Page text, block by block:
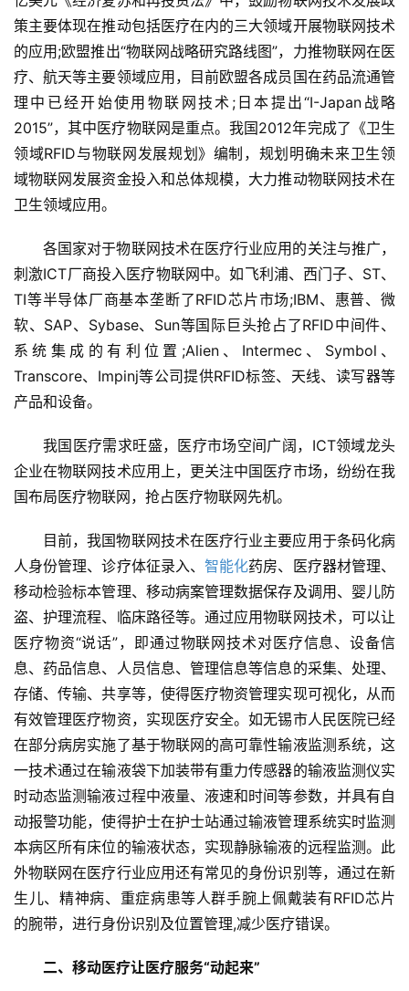
策主要体现在推动包括医疗在内的三大领域开展物联网技术
的应用;欧盟推出“物联网战略研究路线图”，力推物联网在医
疗、航天等主要领域应用，目前欧盟各成员国在药品流通管
理中已经开始使用物联网技术;日本提出“I-Japan战略
2015”，其中医疗物联网是重点。我国2012年完成了《卫生
领域RFID与物联网发展规划》编制，规划明确未来卫生领
域物联网发展资金投入和总体规模，大力推动物联网技术在
卫生领域应用。
各国家对于物联网技术在医疗行业应用的关注与推广，
刺激ICT厂商投入医疗物联网中。如飞利浦、西门子、ST、
TI等半导体厂商基本垄断了RFID芯片市场;IBM、惠普、微
软、SAP、Sybase、Sun等国际巨头抢占了RFID中间件、
系统集成的有利位置;Alien、Intermec、Symbol、
Transcore、Impinj等公司提供RFID标签、天线、读写器等
产品和设备。
我国医疗需求旺盛，医疗市场空间广阔，ICT领域龙头
企业在物联网技术应用上，更关注中国医疗市场，纷纷在我
国布局医疗物联网，抢占医疗物联网先机。
目前，我国物联网技术在医疗行业主要应用于条码化病
人身份管理、诊疗体征录入、智能化药房、医疗器材管理、
移动检验标本管理、移动病案管理数据保存及调用、婴儿防
盗、护理流程、临床路径等。通过应用物联网技术，可以让
医疗物资“说话”，即通过物联网技术对医疗信息、设备信
息、药品信息、人员信息、管理信息等信息的采集、处理、
存储、传输、共享等，使得医疗物资管理实现可视化，从而
有效管理医疗物资，实现医疗安全。如无锡市人民医院已经
在部分病房实施了基于物联网的高可靠性输液监测系统，这
一技术通过在输液袋下加装带有重力传感器的输液监测仪实
时动态监测输液过程中液量、液速和时间等参数，并具有自
动报警功能，使得护士在护士站通过输液管理系统实时监测
本病区所有床位的输液状态，实现静脉输液的远程监测。此
外物联网在医疗行业应用还有常见的身份识别等，通过在新
生儿、精神病、重症病患等人群手腕上佩戴装有RFID芯片
的腕带，进行身份识别及位置管理,减少医疗错误。
二、移动医疗让医疗服务“动起来”